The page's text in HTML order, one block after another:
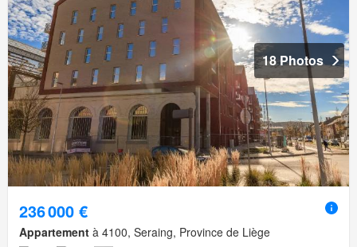
18 Photos
236 000 €
Appartement à 4100, Seraing, Province de Liège